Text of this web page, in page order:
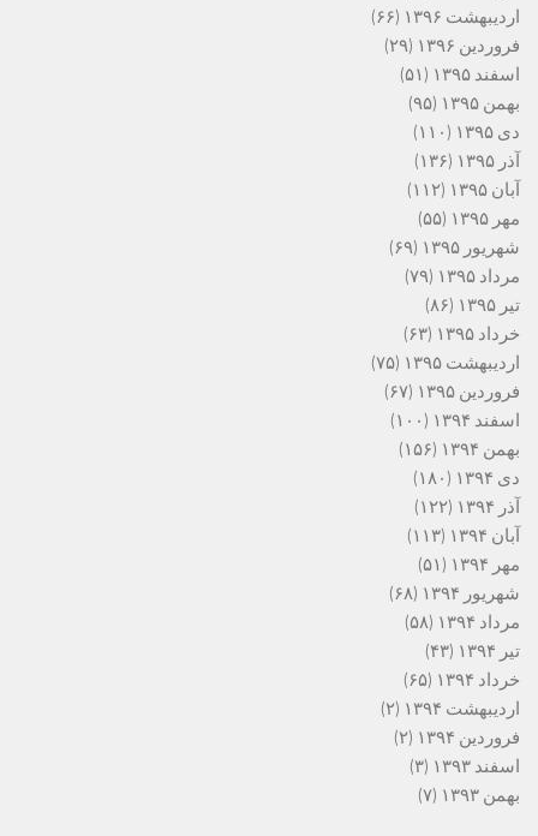
اردیبهشت ۱۳۹۶
(۶۶)
فروردین ۱۳۹۶
(۲۹)
اسفند ۱۳۹۵
(۵۱)
بهمن ۱۳۹۵
(۹۵)
دی ۱۳۹۵
(۱۱۰)
آذر ۱۳۹۵
(۱۳۶)
آبان ۱۳۹۵
(۱۱۲)
مهر ۱۳۹۵
(۵۵)
شهریور ۱۳۹۵
(۶۹)
مرداد ۱۳۹۵
(۷۹)
تیر ۱۳۹۵
(۸۶)
خرداد ۱۳۹۵
(۶۳)
اردیبهشت ۱۳۹۵
(۷۵)
فروردین ۱۳۹۵
(۶۷)
اسفند ۱۳۹۴
(۱۰۰)
بهمن ۱۳۹۴
(۱۵۶)
دی ۱۳۹۴
(۱۸۰)
آذر ۱۳۹۴
(۱۲۲)
آبان ۱۳۹۴
(۱۱۳)
مهر ۱۳۹۴
(۵۱)
شهریور ۱۳۹۴
(۶۸)
مرداد ۱۳۹۴
(۵۸)
تیر ۱۳۹۴
(۴۳)
خرداد ۱۳۹۴
(۶۵)
اردیبهشت ۱۳۹۴
(۲)
فروردین ۱۳۹۴
(۲)
اسفند ۱۳۹۳
(۳)
بهمن ۱۳۹۳
(۷)